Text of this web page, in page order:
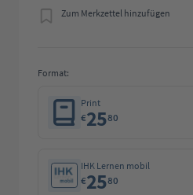
Zum Merkzettel hinzufügen
Format:
Print
€2580
IHK Lernen mobil
€2580